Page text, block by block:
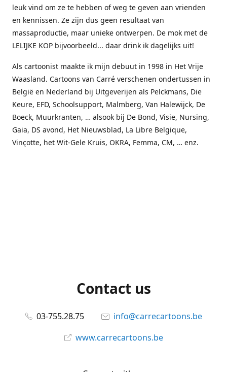
leuk vind om ze te hebben of weg te geven aan vrienden
en kennissen. Ze zijn dus geen resultaat van
massaproductie, maar unieke ontwerpen. De mok met de
LELIJKE KOP bijvoorbeeld... daar drink ik dagelijks uit!
Als cartoonist maakte ik mijn debuut in 1998 in Het Vrije
Waasland. Cartoons van Carré verschenen ondertussen in
België en Nederland bij Uitgeverijen als Pelckmans, Die
Keure, EFD, Schoolsupport, Malmberg, Van Halewijck, De
Boeck, Muurkranten, … alsook bij De Bond, Visie, Nursing,
Gaia, DS avond, Het Nieuwsblad, La Libre Belgique,
Vinçotte, het Wit-Gele Kruis, OKRA, Femma, CM, … enz.
Contact us
03-755.28.75
info@carrecartoons.be
www.carrecartoons.be